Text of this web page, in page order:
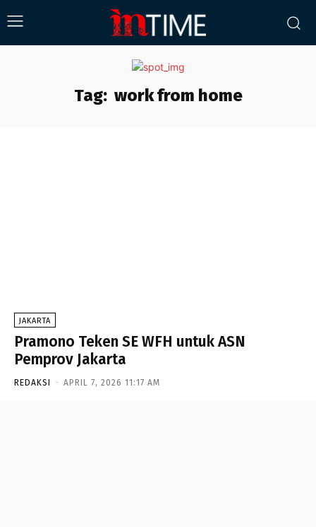
Tag: work from home
JAKARTA
Pramono Teken SE WFH untuk ASN
Pemprov Jakarta
REDAKSI - APRIL 7, 2026 11:17 AM